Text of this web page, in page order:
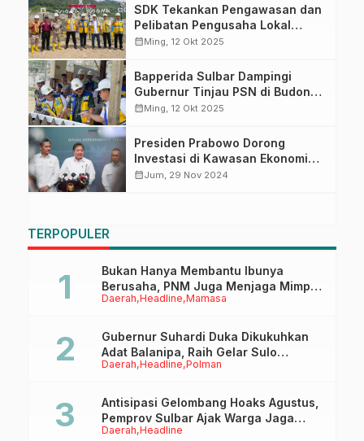
SDK Tekankan Pengawasan dan
Pelibatan Pengusaha Lokal
dalam Proyek Bendungan
calendar_monthMing, 12 Okt 2025
Bapperida Sulbar Dampingi
Gubernur Tinjau PSN di Budong-
budong
calendar_monthMing, 12 Okt 2025
Presiden Prabowo Dorong
Investasi di Kawasan Ekonomi
Khusus dan Percepatan Proyek
calendar_monthJum, 29 Nov 2024
TERPOPULER
Daerah Headline Mamasa
Bukan Hanya Membantu Ibunya
Berusaha, PNM Juga Menjaga Mimpi
Anaknya Untuk Menggapai Cita-Cita
Daerah Headline Polman
Gubernur Suhardi Duka Dikukuhkan
Adat Balanipa, Raih Gelar Sulo
Tappidena
Daerah Headline
Antisipasi Gelombang Hoaks Agustus,
Pemprov Sulbar Ajak Warga Jaga
Ruang Digital